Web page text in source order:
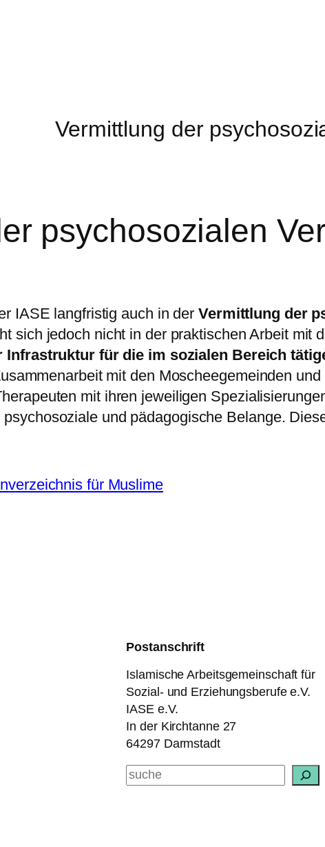
Vermittlung der
psychosozialen
IASE langfristig auch in der Vermittlung der
sich jedoch nicht in der praktischen Arbeit mit
Infrastruktur für die im sozialen Bereich
mit den Moscheegemeinden
mit ihren jeweiligen
und pädagogische Belange.
für Muslime
Postanschrift
Islamische Arbeitsgemeinschaft für
Sozial- und Erziehungsberufe e.V.
IASE e.V.
In der Kirchtanne 27
64297 Darmstadt
Suchen